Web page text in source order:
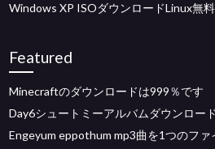
Windows XP ISOダウンロードLinux無料
Featured
Minecraftのダウンロードは999％です
Day6シュートミーアルバムダウンロード
Engeyum eppothum mp3曲を1つのフ